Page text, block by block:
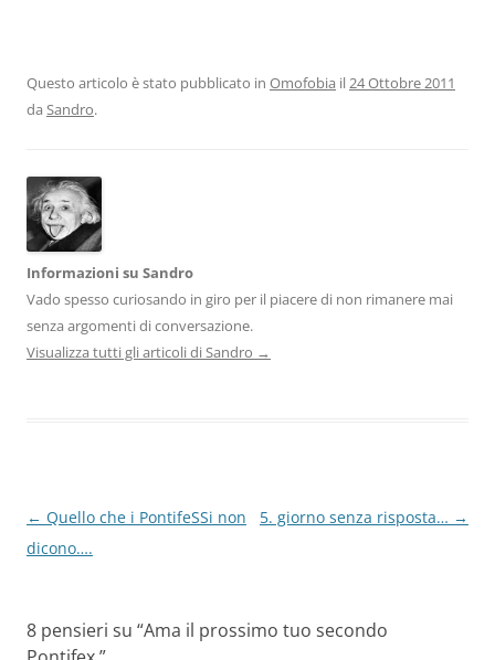
Questo articolo è stato pubblicato in Omofobia il24 Ottobre 2011
da Sandro.
Informazioni su Sandro
Vado spesso curiosando in giro per il piacere di non rimanere mai
senza argomenti di conversazione.
Visualizza tutti gli articoli di Sandro →
Navigazione
articolo
← Quello che i PontifeSSi non
dicono….
5. giorno senza risposta… →
8 pensieri su “Ama il prossimo tuo secondo